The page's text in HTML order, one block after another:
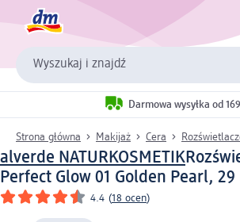
Wyszukaj i znajdź
Darmowa wysyłka od
Strona główna Makijaż Cera
alverde NATURKOSMETIK
Perfect Glow 01 Golden Pearl,
4.4 (18 ocen)